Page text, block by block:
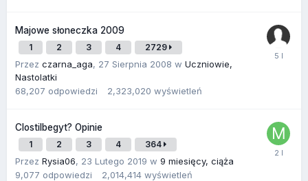
Majowe słoneczka 2009
1 2 3 4 2729
Przez czarna_aga, 27 Sierpnia 2008 w Uczniowie,
Nastolatki
68,207 odpowiedzi 2,323,020 wyświetleń
Clostilbegyt? Opinie
1 2 3 4 364
Przez Rysia06, 23 Lutego 2019 w 9 miesięcy, ciąża
9,077 odpowiedzi 2,014,414 wyświetleń